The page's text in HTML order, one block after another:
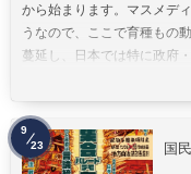
から始まります。マスメデ
うなので、ここで育種もの
蔓延し、日本では特に政府・
国
9
23